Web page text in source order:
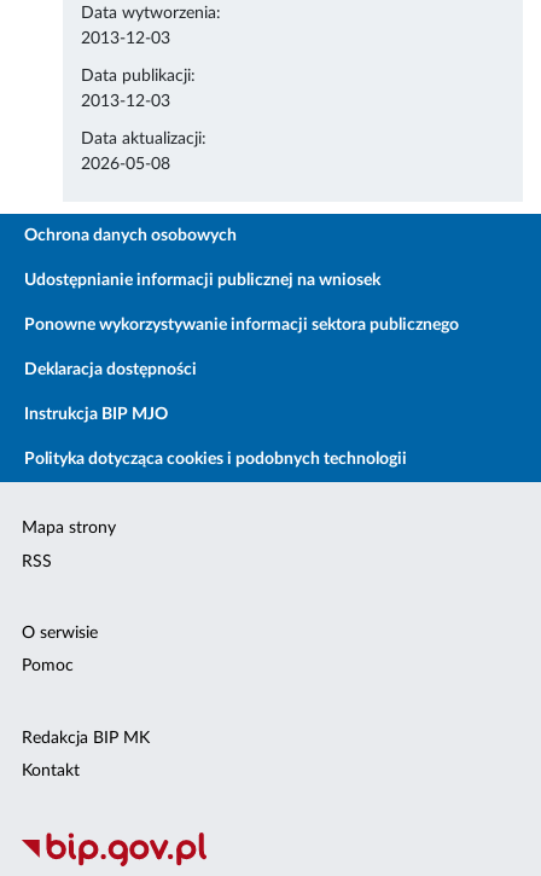
Data wytworzenia:
2013-12-03
Data publikacji:
2013-12-03
Data aktualizacji:
2026-05-08
Ochrona danych osobowych
Udostępnianie informacji publicznej na wniosek
Ponowne wykorzystywanie informacji sektora publicznego
Deklaracja dostępności
Instrukcja BIP MJO
Polityka dotycząca cookies i podobnych technologii
Mapa strony
RSS
O serwisie
Pomoc
Redakcja BIP MK
Kontakt